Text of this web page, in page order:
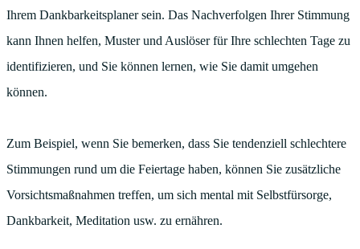
Ihrem Dankbarkeitsplaner sein. Das Nachverfolgen Ihrer Stimmung
kann Ihnen helfen, Muster und Auslöser für Ihre schlechten Tage zu
identifizieren, und Sie können lernen, wie Sie damit umgehen
können.
Zum Beispiel, wenn Sie bemerken, dass Sie tendenziell schlechtere
Stimmungen rund um die Feiertage haben, können Sie zusätzliche
Vorsichtsmaßnahmen treffen, um sich mental mit Selbstfürsorge,
Dankbarkeit, Meditation usw. zu ernähren.